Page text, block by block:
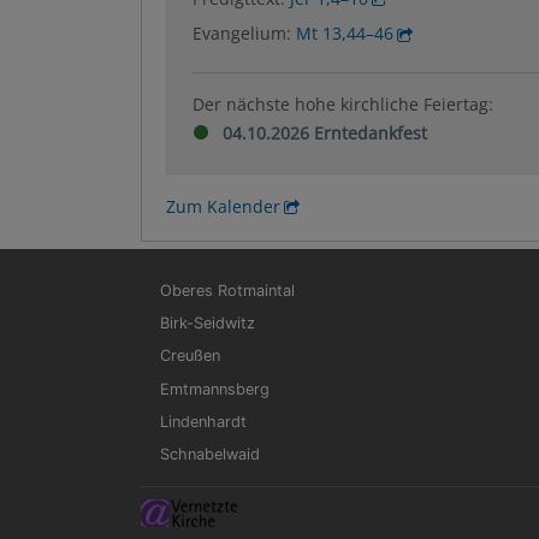
Evangelium: Mt 13,44–46
Der nächste hohe kirchliche Feiertag:
04.10.2026 Erntedankfest
Zum Kalender
Hauptnavigation
Oberes Rotmaintal
Birk-Seidwitz
Creußen
Emtmannsberg
Lindenhardt
Schnabelwaid